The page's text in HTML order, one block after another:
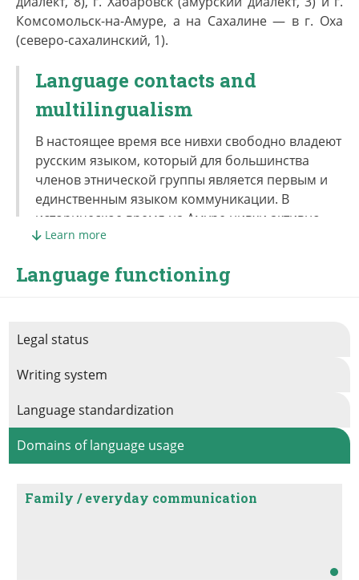
Традиционными верованиями были анимизм и
в ограниченной степени — шаманизм.
Комсомольск-на-Амуре, а на Сахалине — в г. Оха
(северо-сахалинский, 1).
Language contacts and
multilingualism
В настоящее время все нивхи свободно владеют
русским языком, который для большинства
членов этнической группы является первым и
единственным языком коммуникации. В
историческое время на Амуре нивхи активно
контактировали с ульчами, нанайцами,
на Сахалине — с уйльта, эвенками и айнами.
как сахалинские нивхи жили более
изолированно и соответственно в меньшей
степени владели языками соседей.
Learn more
Language functioning
Legal status
Writing system
Language standardization
Domains of language usage
Family / everyday communication